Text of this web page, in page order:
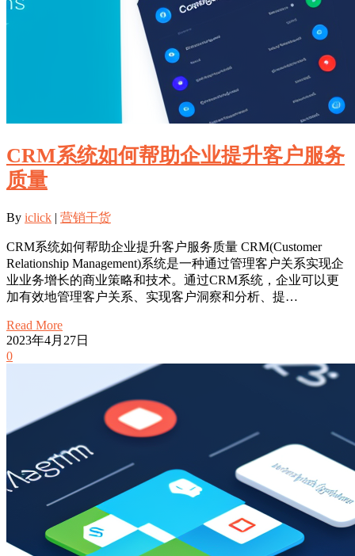
CRM系统如何帮助企业提升客户服务
质量
By iclick | 营销干货
CRM系统如何帮助企业提升客户服务质量 CRM(Customer
Relationship Management)系统是一种通过管理客户关系实现企
业业务增长的商业策略和技术。通过CRM系统，企业可以更
加有效地管理客户关系、实现客户洞察和分析、提…
Read More
2023年4月27日
0